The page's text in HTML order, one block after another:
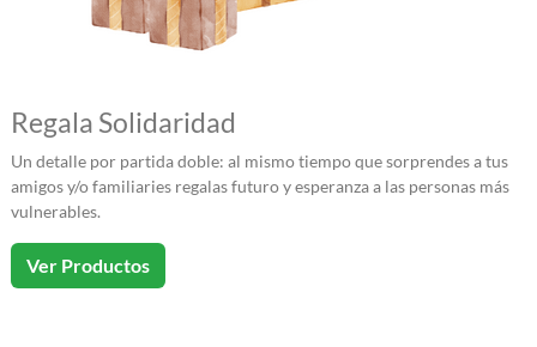
Regala Solidaridad
Un detalle por partida doble: al mismo tiempo que sorprendes a tus
amigos y/o familiaries regalas futuro y esperanza a las personas más
vulnerables.
Ver Productos